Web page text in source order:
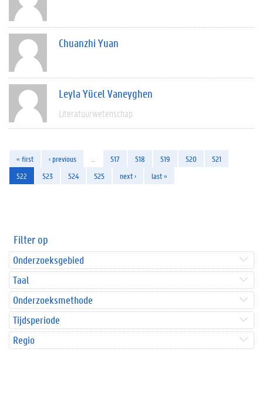
Chuanzhi Yuan
Leyla Yücel Vaneyghen
Literatuurwetenschap
« first ‹ previous 517 518 519 520
521
522
523 524 525 next › last »
Filter op
Onderzoeksgebied
Taal
Onderzoeksmethode
Tijdsperiode
Regio